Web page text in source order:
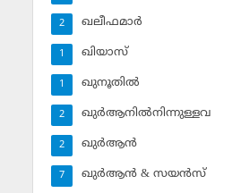
ഖലീഫമാര്‍
2
ഖിയാസ്
1
ഖുനൂതില്‍
1
ഖുര്‍ആനില്‍നിന്നുള്ളവ
2
ഖുര്‍ആന്‍
2
ഖുര്‍ആന്‍ & സയന്‍സ്‌
7